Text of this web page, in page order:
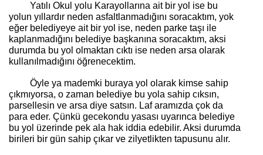
Yatılı Okul yolu Karayollarına ait bir yol ise bu
yolun yıllardır neden asfaltlanmadığını soracaktım, yok
eğer belediyeye ait bir yol ise, neden parke taşı ile
kaplanmadığını belediye başkanına soracaktım, aksi
durumda bu yol olmaktan cıktı ise neden arsa olarak
kullanılmadığını öğrenecektim.
Öyle ya mademki buraya yol olarak kimse sahip
çıkmıyorsa, o zaman belediye bu yola sahip cıksın,
parsellesin ve arsa diye satsın. Laf aramızda çok da
para eder. Çünkü gecekondu yasası uyarınca belediye
bu yol üzerinde pek ala hak iddia edebilir. Aksi durumda
birileri bir gün sahip çıkar ve zilyetlikten tapusunu alır.